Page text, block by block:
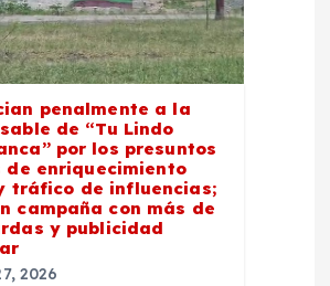
penalmente a la
de “Tu Lindo
por los presuntos
de enriquecimiento
tráfico de influencias;
campaña con más de
y publicidad
2026